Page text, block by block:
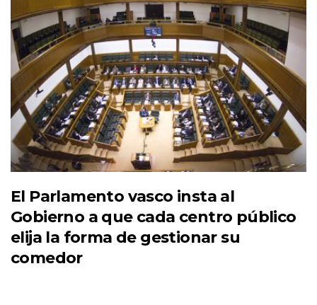
El Parlamento vasco insta al
Gobierno a que cada centro público
elija la forma de gestionar su
comedor